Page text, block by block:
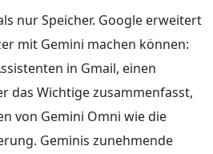
nur Speicher. Google erweitert
mit Gemini machen können:
in Gmail, einen
das Wichtige zusammenfasst,
von Gemini Omni wie die
Geminis zunehmende